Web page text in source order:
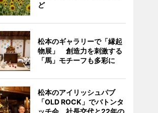
ど
松本のギャラリーで「縁起
物展」 創造力を刺激する
「馬」モチーフも多彩に
松本のアイリッシュパブ
「OLD ROCK」でバトンタ
ッチ会 社長交代と22年の